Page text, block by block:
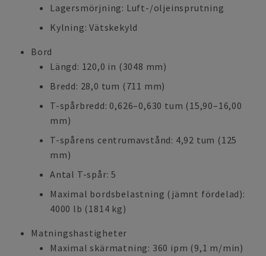
Lagersmörjning: Luft-/oljeinsprutning
Kylning: Vätskekyld
Bord
Längd: 120,0 in (3048 mm)
Bredd: 28,0 tum (711 mm)
T-spårbredd: 0,626–0,630 tum (15,90–16,00
mm)
T-spårens centrumavstånd: 4,92 tum (125
mm)
Antal T-spår: 5
Maximal bordsbelastning (jämnt fördelad):
4000 lb (1814 kg)
Matningshastigheter
Maximal skärmatning: 360 ipm (9,1 m/min)